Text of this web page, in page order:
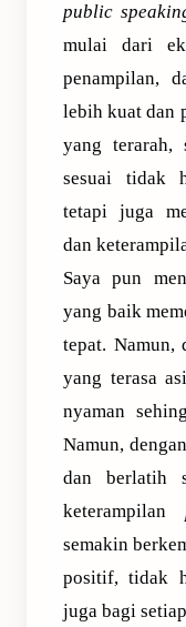
public
mulai dari
penampilan,
lebih kuat dan
yang terarah,
sesuai tidak
tetapi juga
dan
Saya pun
yang baik
tepat. Namun,
yang terasa
nyaman
Namun,
dan berlatih
keterampilan
semakin
positif, tidak
juga bagi